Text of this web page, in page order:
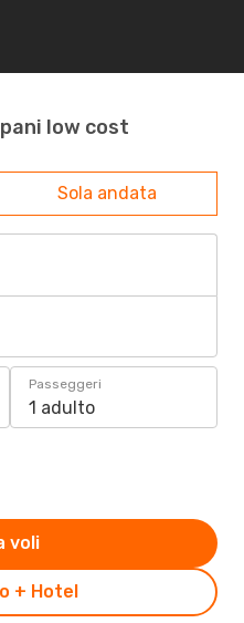
low cost
Sola andata
Passeggeri
1 adulto
+ Hotel
voli